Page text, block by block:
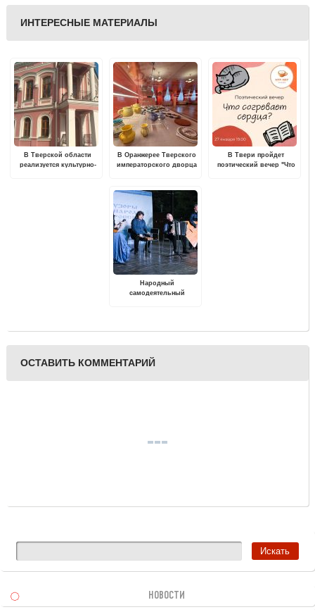
ИНТЕРЕСНЫЕ МАТЕРИАЛЫ
В Тверской области
реализуется культурно-
В Оранжерее Тверского
императорского дворца
фаянса"
В Твери пройдет
поэтический вечер "Что
Народный
самодеятельный
ОСТАВИТЬ КОММЕНТАРИЙ
НОВОСТИ